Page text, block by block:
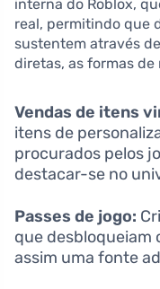
interna do Roblox,
real, permitindo que
sustentem através
diretas, as formas
Vendas de itens
itens de
procurados pelos
destacar-se no
Passes de jogo:
que desbloqueiam
assim uma fonte